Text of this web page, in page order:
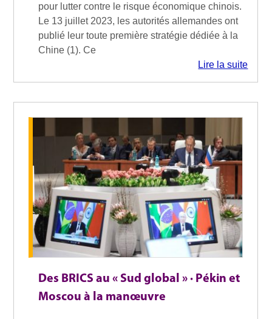
pour lutter contre le risque économique chinois.
Le 13 juillet 2023, les autorités allemandes ont
publié leur toute première stratégie dédiée à la
Chine (1). Ce
Lire la suite
Des BRICS au « Sud global » · Pékin et
Moscou à la manœuvre